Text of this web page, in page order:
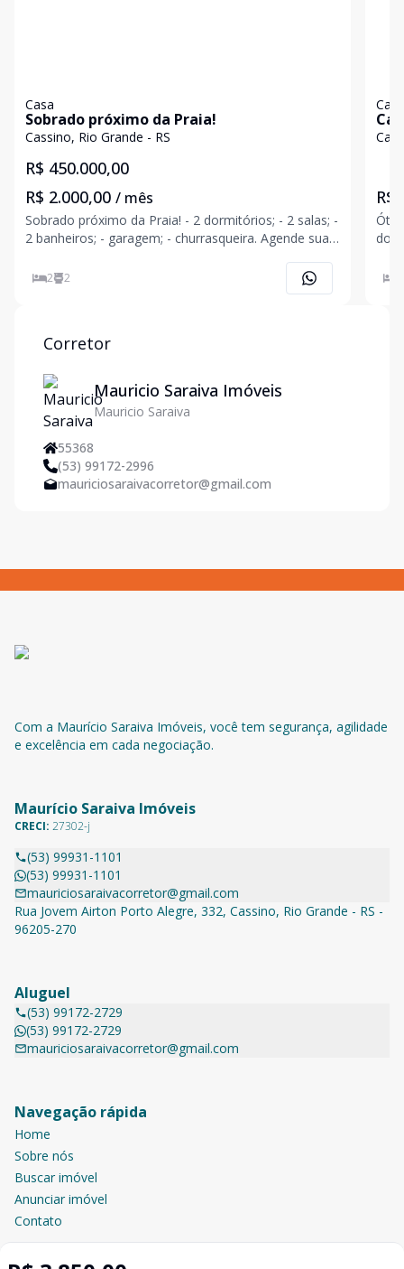
Casa
Sobrado próximo da Praia!
Cassino, Rio Grande - RS
R$ 450.000,00
R$ 2.000,00 / mês
Sobrado próximo da Praia! - 2 dormitórios; - 2 salas; -
2 banheiros; - garagem; - churrasqueira. Agende sua
2 2
Casa
R$
Corretor
Mauricio Saraiva Imóveis
Mauricio Saraiva
55368
(53) 99172-2996
mauriciosaraivacorretor@gmail.com
Com a Maurício Saraiva Imóveis, você tem segurança, agilidade
e excelência em cada negociação.
Maurício Saraiva Imóveis
CRECI: 27302-j
(53) 99931-1101
(53) 99931-1101
mauriciosaraivacorretor@gmail.com
Rua Jovem Airton Porto Alegre, 332, Cassino, Rio Grande - RS -
96205-270
Aluguel
(53) 99172-2729
(53) 99172-2729
mauriciosaraivacorretor@gmail.com
Navegação rápida
Home
Sobre nós
Buscar imóvel
Anunciar imóvel
Contato